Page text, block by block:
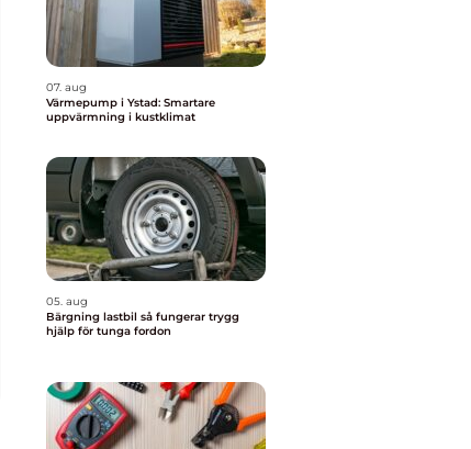
07. aug
Värmepump i Ystad: Smartare
uppvärmning i kustklimat
05. aug
Bärgning lastbil så fungerar trygg
hjälp för tunga fordon